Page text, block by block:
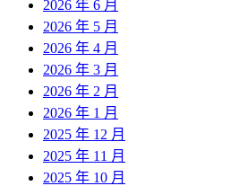
2026 年 6 月
2026 年 5 月
2026 年 4 月
2026 年 3 月
2026 年 2 月
2026 年 1 月
2025 年 12 月
2025 年 11 月
2025 年 10 月